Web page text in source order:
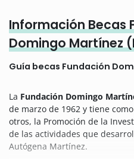
Información Becas
Domingo Martínez
Guía becas Fundación
La Fundación Domingo
de marzo de 1962 y tiene
otros, la Promoción de la
de las actividades que
Autógena Martínez.